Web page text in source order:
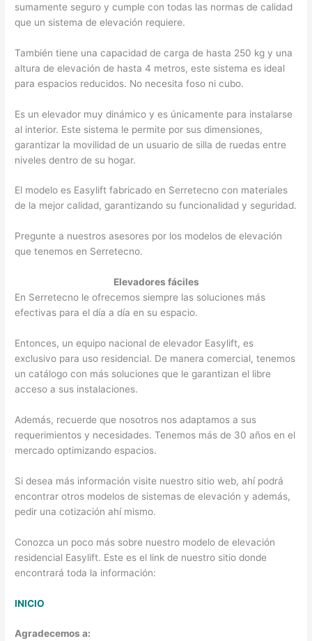
sumamente seguro y cumple con todas las normas de calidad
que un sistema de elevación requiere.
También tiene una capacidad de carga de hasta 250 kg y una
altura de elevación de hasta 4 metros, este sistema es ideal
para espacios reducidos. No necesita foso ni cubo.
Es un elevador muy dinámico y es únicamente para instalarse
al interior. Este sistema le permite por sus dimensiones,
garantizar la movilidad de un usuario de silla de ruedas entre
niveles dentro de su hogar.
El modelo es Easylift fabricado en Serretecno con materiales
de la mejor calidad, garantizando su funcionalidad y seguridad.
Pregunte a nuestros asesores por los modelos de elevación
que tenemos en Serretecno.
Elevadores fáciles
En Serretecno le ofrecemos siempre las soluciones más
efectivas para el día a día en su espacio.
Entonces, un equipo nacional de elevador Easylift, es
exclusivo para uso residencial. De manera comercial, tenemos
un catálogo con más soluciones que le garantizan el libre
acceso a sus instalaciones.
Además, recuerde que nosotros nos adaptamos a sus
requerimientos y necesidades. Tenemos más de 30 años en el
mercado optimizando espacios.
Si desea más información visite nuestro sitio web, ahí podrá
encontrar otros modelos de sistemas de elevación y además,
pedir una cotización ahí mismo.
Conozca un poco más sobre nuestro modelo de elevación
residencial Easylift. Este es el link de nuestro sitio donde
encontrará toda la información:
INICIO
Agradecemos a: